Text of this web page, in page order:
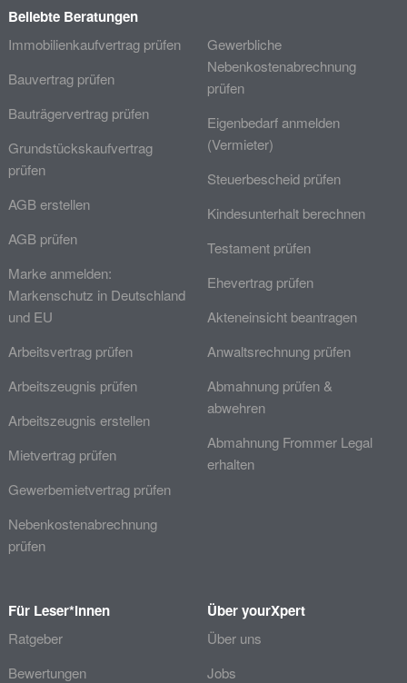
Beliebte Beratungen
Immobilienkaufvertrag prüfen
Bauvertrag prüfen
Bauträgervertrag prüfen
Grundstückskaufvertrag
prüfen
AGB erstellen
AGB prüfen
Marke anmelden:
Markenschutz in Deutschland
und EU
Arbeitsvertrag prüfen
Arbeitszeugnis prüfen
Arbeitszeugnis erstellen
Mietvertrag prüfen
Gewerbemietvertrag prüfen
Nebenkostenabrechnung
prüfen
Gewerbliche
Nebenkostenabrechnung
prüfen
Eigenbedarf anmelden
(Vermieter)
Steuerbescheid prüfen
Kindesunterhalt berechnen
Testament prüfen
Ehevertrag prüfen
Akteneinsicht beantragen
Anwaltsrechnung prüfen
Abmahnung prüfen &
abwehren
Abmahnung Frommer Legal
erhalten
Für Leser*innen
Ratgeber
Bewertungen
Über yourXpert
Über uns
Jobs